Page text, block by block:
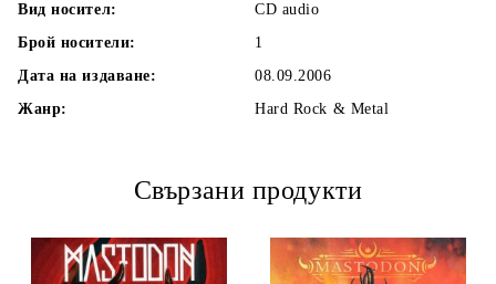
Вид носител:
CD audio
Брой носители:
1
Дата на издаване:
08.09.2006
Жанр:
Hard Rock & Metal
Свързани продукти